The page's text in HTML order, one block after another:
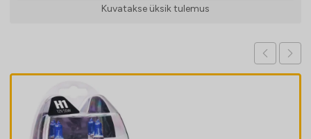
Kuvatakse üksik tulemus